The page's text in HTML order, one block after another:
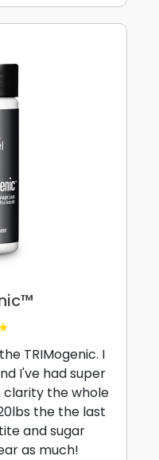
TRIMogenic. I
I've had super
clarity the whole
the the last
and sugar
as much!